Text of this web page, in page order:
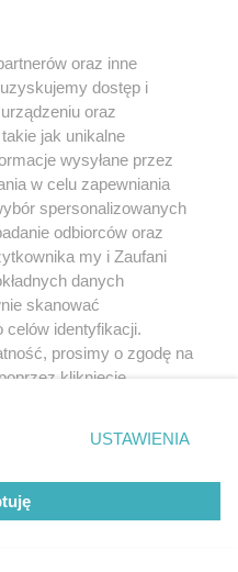
oraz inne
dostęp i
oraz
jak unikalne
wysyłane przez
w celu zapewniania
spersonalizowanych
odbiorców oraz
my i Zaufani
danych
skanować
celów identyfikacji.
prosimy o zgodę na
kliknięcie
ustawień prywatności
rogu strony
wymagają zgody
się takiemu
miały zastosowanie tylko
USTAWIENIA